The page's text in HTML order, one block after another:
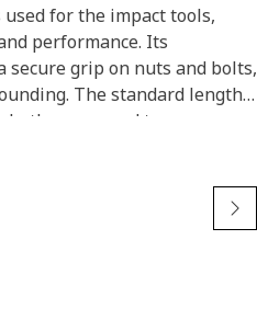
for the impact tools,
performance. Its
secure grip on nuts and bolts,
The standard length
access and torque
enhances resistance to
inch drive size for impact
without deformation.